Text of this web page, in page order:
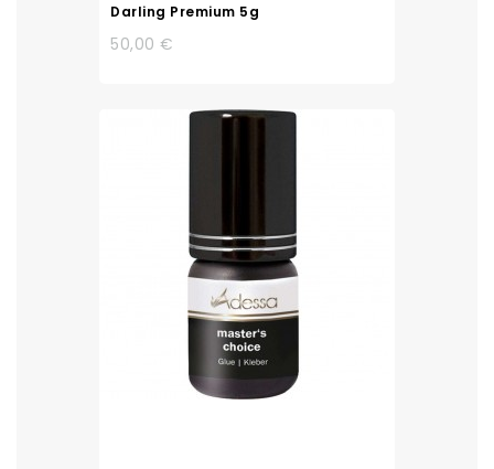
Darling Premium 5g
50,00 €